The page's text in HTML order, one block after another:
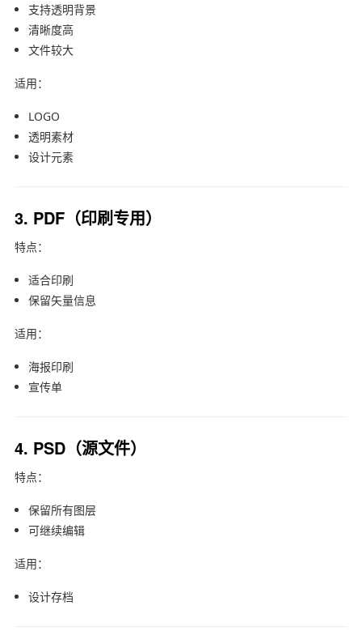
支持透明背景
清晰度高
文件较大
适用：
LOGO
透明素材
设计元素
3. PDF（印刷专用）
特点：
适合印刷
保留矢量信息
适用：
海报印刷
宣传单
4. PSD（源文件）
特点：
保留所有图层
可继续编辑
适用：
设计存档